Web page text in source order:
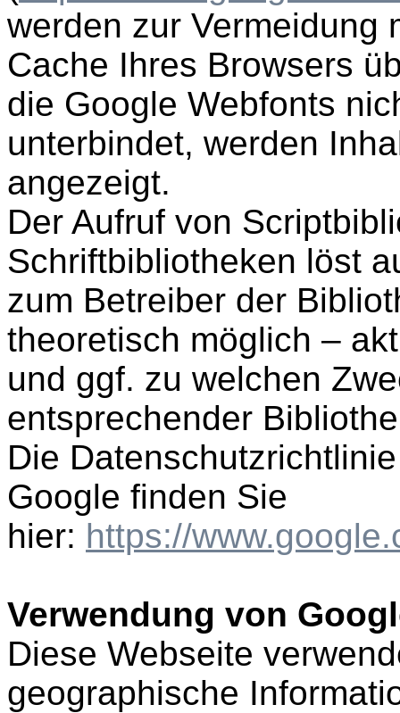
werden zur Vermeidung
Cache Ihres Browsers
die Google Webfonts
unterbindet, werden
angezeigt.
Der Aufruf von
Schriftbibliotheken löst
zum Betreiber der
theoretisch möglich –
und ggf. zu welchen
entsprechender
Die
Google finden Sie
hier: https://
Verwendung von
Diese Webseite
geographische